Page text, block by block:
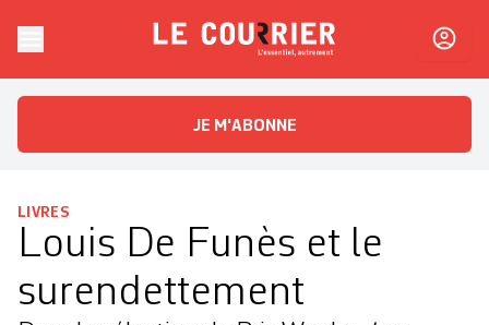
Le CourrierL'essentiel, autrement
JE M'ABONNE
LIVRES
Louis De Funès et le
surendettement